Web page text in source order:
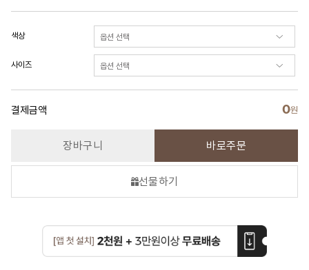
색상
사이즈
결제금액 0원
장바구니 바로주문
선물하기